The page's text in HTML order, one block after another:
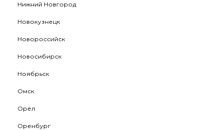
Нижний Новгород
Новокузнецк
Новороссийск
Новосибирск
Ноябрьск
Омск
Орёл
Оренбург